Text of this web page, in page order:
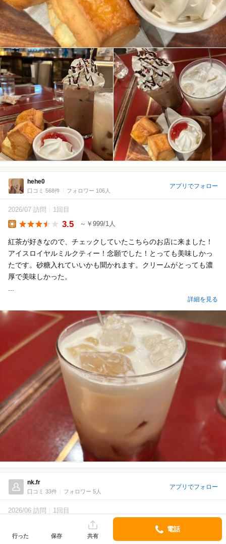
hehe0
口コミ 568件 フォロワー 106人
アプリでフォロー
2026/07 訪問 1回目
3.5 ～￥999/1人
紅茶が好きなので、チェックしていたこちらのお店に来ました！
アイスロイヤルミルクティー！念願でした！とっても美味しかっ
たです。砂糖入れていいかも聞かれます。クリームがとっても濃
厚で美味しかった。
...
詳細を見る
nk.fr
口コミ 33件 フォロワー 5人
アプリでフォロー
2026/06 訪問 1回目
Lunch
行った 保存 共有
電話